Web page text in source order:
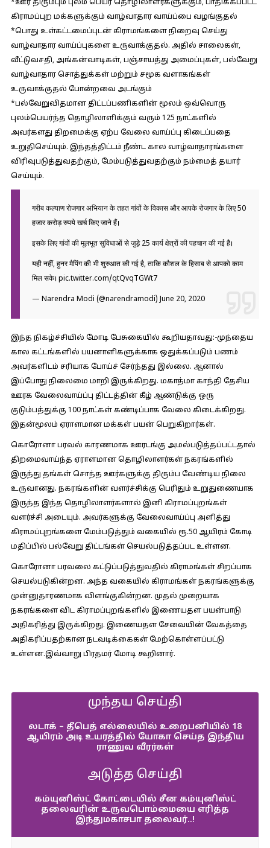
*ஊர் திரும்பும் புலம் பெயர் தொழிலாளர்களுக்கும், பாதிக்கப்பட்ட
கிராமப்புற மக்களுக்கும் வாழ்வாதார வாய்ப்பை வழங்குதல்
*பொது உள்கட்டமைப்புடன் கிராமங்களை நிறைவு செய்து
வாழ்வாதார வாய்ப்புகளை உருவாக்குதல். அதில் சாலைகள்,
வீட்டுவசதி, அங்கன்வாடிகள், பஞ்சாயத்து அமைப்புகள், பல்வேறு
வாழ்வாதார சொத்துக்கள் மற்றும் சமூக வளாகங்கள்
உருவாக்குதல் போன்றவை அடங்கும்
*பல்வேறுவிதமான திட்டப்பணிகளின் மூலம் ஒவ்வொரு
புலம்பெயர்ந்த தொழிலாளிக்கும் வரும் 125 நாட்களில்
அவர்களது திறமைக்கு ஏற்ப வேலை வாய்ப்பு கிடைப்பதை
உறுதிசெய்யும். இந்தத்திட்டம் நீண்ட கால வாழ்வாதாரங்களை
விரிவுபடுத்துவதற்கும், மேம்படுத்துவதற்கும் நம்மைத் தயார்
செய்யும்.
गरीब कल्याण रोजगार अभियान के तहत गांवों के विकास और आपके रोजगार के लिए 50
हजार करोड़ रुपये खर्च किए जाने हैं।
इसके लिए गांवों की मूलभूत सुविधाओं से जुड़े 25 कार्य क्षेत्रों की पहचान की गई है।
यही नहीं, हुनर मैपिंग की भी शुरुआत की गई है, ताकि कौशल के हिसाब से आपको काम
मिल सके। pic.twitter.com/qtQvqTGWt7
— Narendra Modi (@narendramodi) June 20, 2020
இந்த நிகழ்ச்சியில் மோடி பேசுகையில் கூறியதாவது:-முந்தைய
கால கட்டங்களில் பயனாளிகளுக்காக ஒதுக்கப்படும் பணம்
அவர்களிடம் சரியாக போய்ச் சேர்ந்தது இல்லை. ஆனால்
இப்போது நிலைமை மாறி இருக்கிறது. மகாத்மா காந்தி தேசிய
ஊரக வேலைவாய்ப்பு திட்டத்தின் கீழ் ஆண்டுக்கு ஒரு
குடும்பத்துக்கு 100 நாட்கள் கண்டிப்பாக வேலை கிடைக்கிறது.
இதன்மூலம் ஏராளமான மக்கள் பயன் பெறுகிறார்கள்.
கொரோனா பரவல் காரணமாக ஊரடங்கு அமல்படுத்தப்பட்டதால்
திறமைவாய்ந்த ஏராளமான தொழிலாளர்கள் நகரங்களில்
இருந்து தங்கள் சொந்த ஊர்களுக்கு திரும்ப வேண்டிய நிலை
உருவானது. நகரங்களின் வளர்ச்சிக்கு பெரிதும் உறுதுணையாக
இருந்த இந்த தொழிலாளர்களால் இனி கிராமப்புறங்கள்
வளர்ச்சி அடையும். அவர்களுக்கு வேலைவாய்ப்பு அளித்து
கிராமப்புறங்களை மேம்படுத்தும் வகையில் ரூ.50 ஆயிரம் கோடி
மதிப்பில் பல்வேறு திட்டங்கள் செயல்படுத்தப்பட உள்ளன.
கொரோனா பரவலை கட்டுப்படுத்துவதில் கிராமங்கள் சிறப்பாக
செயல்படுகின்றன. அந்த வகையில் கிராமங்கள் நகரங்களுக்கு
முன்னுதாரணமாக விளங்குகின்றன. முதல் முறையாக
நகரங்களை விட கிராமப்புறங்களில் இணையதள பயன்பாடு
அதிகரித்து இருக்கிறது. இணையதள சேவையின் வேகத்தை
அதிகரிப்பதற்கான நடவடிக்கைகள் மேற்கொள்ளப்பட்டு
உள்ளன.இவ்வாறு பிரதமர் மோடி கூறினார்.
முந்தய செய்தி
லடாக் – தீபெத் எல்லையில் உறைபனியில் 18
ஆயிரம் அடி உயரத்தில் யோகா செய்த இந்திய
ராணுவ வீரர்கள்
அடுத்த செய்தி
கம்யுனிஸ்ட் கோட்டையில் சீன கம்யுனிஸ்ட்
தலைவரின் உருவபொம்மையை எரித்த
இந்துமகாசபா தலைவர்..!